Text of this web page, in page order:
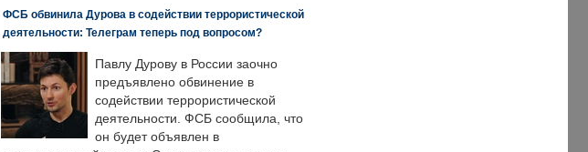
ФСБ обвинила Дурова в содействии террористической
деятельности: Телеграм теперь под вопросом?
Павлу Дурову в России заочно
предъявлено обвинение в
содействии террористической
деятельности. ФСБ сообщила, что
он будет объявлен в